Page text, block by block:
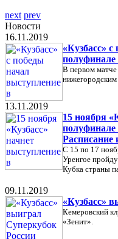
next prev
Новости
16.11.2019
«Кузбасс»
полуфинале
В первом
13.11.2019
15 ноября
полуфинале
Расписание
С 15 по 17
Уренгое
Кубка страны
09.11.2019
«Кузбасс»
Кемеровский
«Зенит».